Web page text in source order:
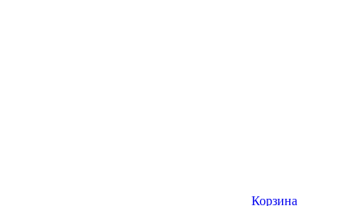
Корзина